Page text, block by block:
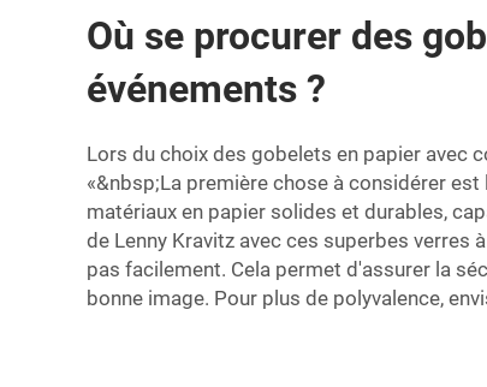
Où se procurer des
événements ?
Lors du choix des gobelets en papier avec
«&nbsp;La première chose à considérer
matériaux en papier solides et durables,
de Lenny Kravitz avec ces superbes
pas facilement. Cela permet d'assurer la
bonne image. Pour plus de polyvalence,